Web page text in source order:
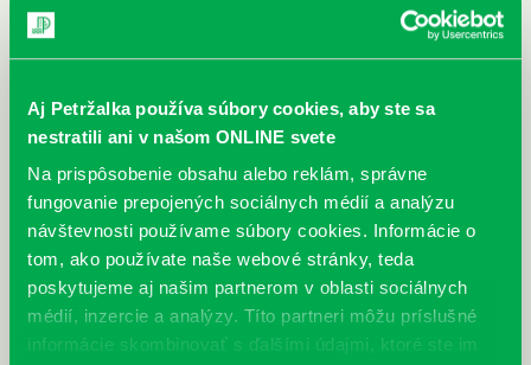
Aj Petržalka používa súbory cookies, aby ste sa
nestratili ani v našom ONLINE svete
Na prispôsobenie obsahu alebo reklám, správne
fungovanie prepojených sociálnych médií a analýzu
návštevnosti používame súbory cookies. Informácie o
tom, ako používate naše webové stránky, teda
poskytujeme aj našim partnerom v oblasti sociálnych
médií, inzercie a analýzy. Títo partneri môžu príslušné
informácie skombinovať s ďalšími údajmi, ktoré ste im